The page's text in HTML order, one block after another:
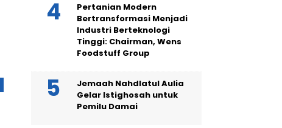
Pertanian Modern
Bertransformasi Menjadi
Industri Berteknologi
Tinggi: Chairman, Wens
Foodstuff Group
Jemaah Nahdlatul Aulia
Gelar Istighosah untuk
Pemilu Damai